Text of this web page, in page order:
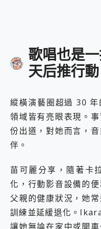
歌唱也是
天后推行
縱橫演藝圈超過 30
領域皆有亮眼表現。
份出道，對她而言，
伴。
苗可麗分享，隨著卡
化，行動影音設備的
父親的健康狀況，她
訓練並延緩退化。
讓她無論在家中或開